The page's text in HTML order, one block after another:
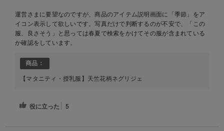
運営さまに要望なのですが、商品のアイテム説明画面に「季節」をア
イコン表示して欲しいです。写真だけで判断するのが不安で、「この
服、良さそう」と思っては春夏で検索をかけてその服が含まれている
か確認をしています。
商品：
【マタニティ・授乳服】天竺花柄ネグリジェ
役に立った 5